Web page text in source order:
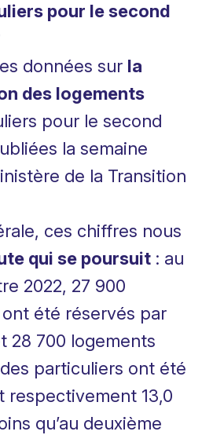
pour le second
données sur la
des logements
pour le second
la semaine
de la Transition
ces chiffres nous
qui se poursuit : au
2022, 27 900
été réservés par
28 700 logements
particuliers ont été
respectivement 13,0
qu’au deuxième